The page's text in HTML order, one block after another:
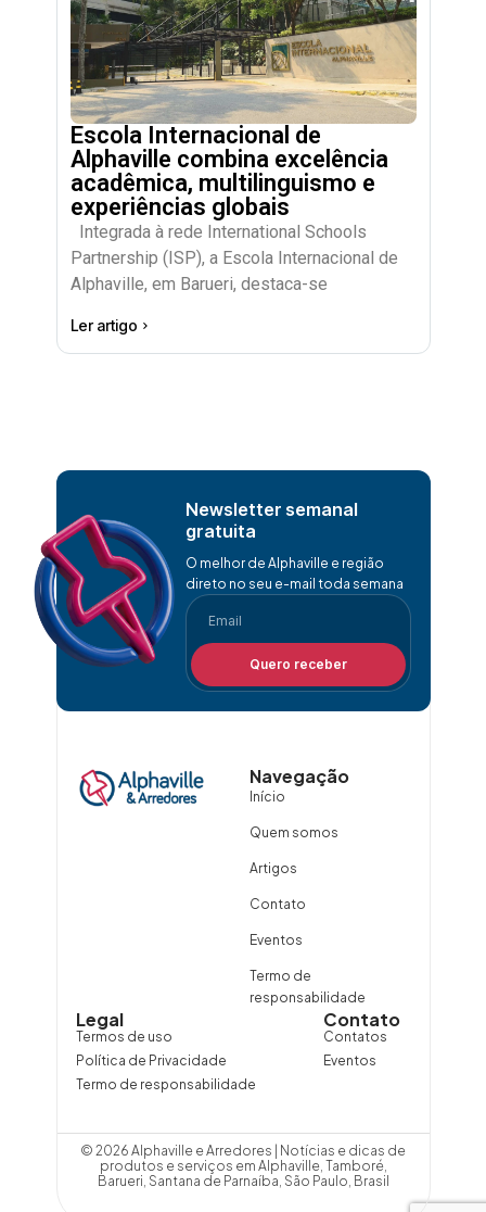
Escola Internacional de
Alphaville combina excelência
acadêmica, multilinguismo e
experiências globais
Integrada à rede International Schools
Partnership (ISP), a Escola Internacional de
Alphaville, em Barueri, destaca-se
Ler artigo
Newsletter semanal
gratuita
O melhor de Alphaville e região
direto no seu e-mail toda semana
Quero receber
Navegação
Início
Quem somos
Artigos
Contato
Eventos
Termo de
responsabilidade
Contato
Contatos
Eventos
Legal
Termos de uso
Política de Privacidade
Termo de responsabilidade
© 2026 Alphaville e Arredores | Notícias e dicas de
produtos e serviços em Alphaville, Tamboré,
Barueri, Santana de Parnaíba, São Paulo, Brasil